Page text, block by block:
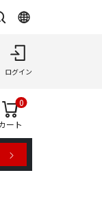
ログイン
ート
0